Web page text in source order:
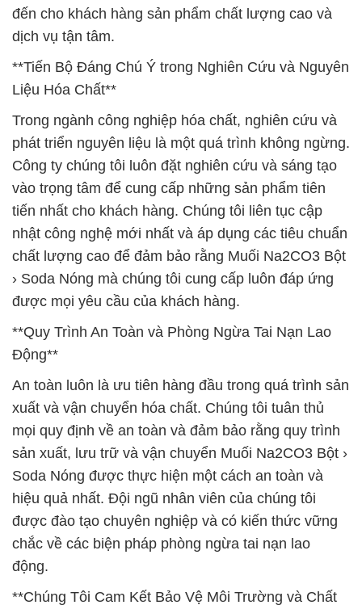
đến cho khách hàng sản phẩm chất lượng cao và
dịch vụ tận tâm.
**Tiến Bộ Đáng Chú Ý trong Nghiên Cứu và Nguyên
Liệu Hóa Chất**
Trong ngành công nghiệp hóa chất, nghiên cứu và
phát triển nguyên liệu là một quá trình không ngừng.
Công ty chúng tôi luôn đặt nghiên cứu và sáng tạo
vào trọng tâm để cung cấp những sản phẩm tiên
tiến nhất cho khách hàng. Chúng tôi liên tục cập
nhật công nghệ mới nhất và áp dụng các tiêu chuẩn
chất lượng cao để đảm bảo rằng Muối Na2CO3 Bột
› Soda Nóng mà chúng tôi cung cấp luôn đáp ứng
được mọi yêu cầu của khách hàng.
**Quy Trình An Toàn và Phòng Ngừa Tai Nạn Lao
Động**
An toàn luôn là ưu tiên hàng đầu trong quá trình sản
xuất và vận chuyển hóa chất. Chúng tôi tuân thủ
mọi quy định về an toàn và đảm bảo rằng quy trình
sản xuất, lưu trữ và vận chuyển Muối Na2CO3 Bột ›
Soda Nóng được thực hiện một cách an toàn và
hiệu quả nhất. Đội ngũ nhân viên của chúng tôi
được đào tạo chuyên nghiệp và có kiến thức vững
chắc về các biện pháp phòng ngừa tai nạn lao
động.
**Chúng Tôi Cam Kết Bảo Vệ Môi Trường và Chất